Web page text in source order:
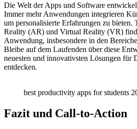
Die Welt der Apps und Software
Immer mehr Anwendungen integrieren
um personalisierte Erfahrungen zu bieten.
Reality (AR) und Virtual Reality (VR)
Anwendung, insbesondere in den
Bleibe auf dem Laufenden über diese
neuesten und innovativsten Lösungen für
entdecken.
best productivity apps for students
Fazit und Call-to-Action